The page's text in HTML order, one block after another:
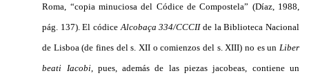
Roma, “copia minuciosa del Códice de Compostela” (Díaz, 1988,
pág. 137). El códice Alcobaça 334/CCCIIde la Biblioteca Nacional
de Lisboa (de fines del s. XII o comienzos del s. XIII) no es un Liber
beati Iacobi, pues, además de las piezas jacobeas, contiene un